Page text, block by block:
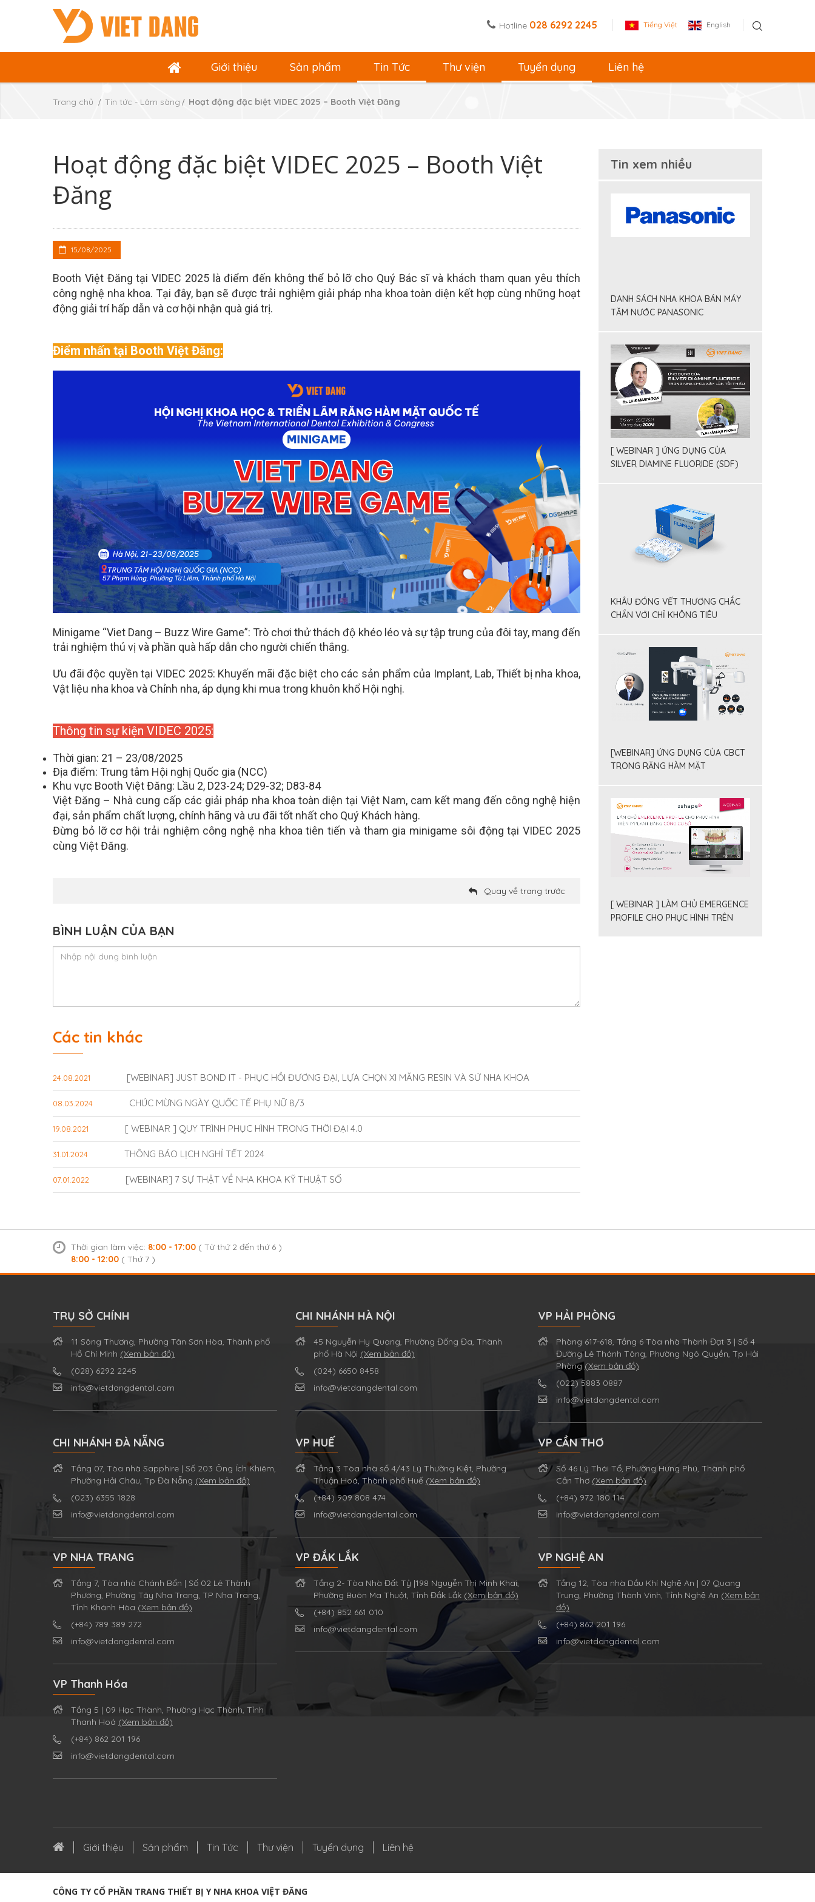
Hotline 028 6292 2245 Tiếng Việt English
Giới thiệu Sản phẩm Tin Tức Thư viện Tuyển dụng Liên hệ
Trang chủ Tin tức - Lâm sàng Hoạt động đặc biệt VIDEC 2025 – Booth Việt Đăng
Hoạt động đặc biệt VIDEC 2025 – Booth Việt
Đăng
15/08/2025
Booth Việt Đăng tại VIDEC 2025 là điểm đến không thể bỏ lỡ cho Quý Bác sĩ và khách tham quan yêu thích
công nghệ nha khoa. Tại đây, bạn sẽ được trải nghiệm giải pháp nha khoa toàn diện kết hợp cùng những hoạt
động giải trí hấp dẫn và cơ hội nhận quà giá trị.
Điểm nhấn tại Booth Việt Đăng:
Minigame “Viet Dang – Buzz Wire Game”: Trò chơi thử thách độ khéo léo và sự tập trung của đôi tay, mang đến
trải nghiệm thú vị và phần quà hấp dẫn cho người chiến thắng.
Ưu đãi độc quyền tại VIDEC 2025: Khuyến mãi đặc biệt cho các sản phẩm của Implant, Lab, Thiết bị nha khoa,
Vật liệu nha khoa và Chỉnh nha, áp dụng khi mua trong khuôn khổ Hội nghị.
Thông tin sự kiện VIDEC 2025:
Thời gian: 21 – 23/08/2025
Địa điểm: Trung tâm Hội nghị Quốc gia (NCC)
Khu vực Booth Việt Đăng: Lầu 2, D23-24; D29-32; D83-84
Việt Đăng – Nhà cung cấp các giải pháp nha khoa toàn diện tại Việt Nam, cam kết mang đến công nghệ hiện
đại, sản phẩm chất lượng, chính hãng và ưu đãi tốt nhất cho Quý Khách hàng.
Đừng bỏ lỡ cơ hội trải nghiệm công nghệ nha khoa tiên tiến và tham gia minigame sôi động tại VIDEC 2025
cùng Việt Đăng.
Quay về trang trước
BÌNH LUẬN CỦA BẠN
Các tin khác
24.08.2021 [WEBINAR] JUST BOND IT - PHỤC HỒI ĐƯƠNG ĐẠI, LỰA CHỌN XI MĂNG RESIN VÀ SỨ NHA KHOA
08.03.2024 CHÚC MỪNG NGÀY QUỐC TẾ PHỤ NỮ 8/3
19.08.2021 [ WEBINAR ] QUY TRÌNH PHỤC HÌNH TRONG THỜI ĐẠI 4.0
31.01.2024 THÔNG BÁO LỊCH NGHỈ TẾT 2024
07.01.2022 [WEBINAR] 7 SỰ THẬT VỀ NHA KHOA KỸ THUẬT SỐ
Tin xem nhiều
DANH SÁCH NHA KHOA BÁN MÁY
TĂM NƯỚC PANASONIC
[ WEBINAR ] ỨNG DỤNG CỦA
SILVER DIAMINE FLUORIDE (SDF)
KHÂU ĐÓNG VẾT THƯƠNG CHẮC
CHẮN VỚI CHỈ KHÔNG TIÊU
[WEBINAR] ỨNG DỤNG CỦA CBCT
TRONG RĂNG HÀM MẶT
[ WEBINAR ] LÀM CHỦ EMERGENCE
PROFILE CHO PHỤC HÌNH TRÊN
Thời gian làm việc: 8:00 - 17:00 ( Từ thứ 2 đến thứ 6 )
8:00 - 12:00 ( Thứ 7 )
TRỤ SỞ CHÍNH
11 Sông Thương, Phường Tân Sơn Hòa, Thành phố
Hồ Chí Minh (Xem bản đồ)
(028) 6292 2245
info@vietdangdental.com
CHI NHÁNH HÀ NỘI
45 Nguyễn Hy Quang, Phường Đống Đa, Thành
phố Hà Nội (Xem bản đồ)
(024) 6650 8458
info@vietdangdental.com
VP HẢI PHÒNG
Phòng 617-618, Tầng 6 Tòa nhà Thành Đạt 3 | Số 4
Đường Lê Thánh Tông, Phường Ngô Quyền, Tp Hải
Phòng (Xem bản đồ)
(022) 5883 0887
info@vietdangdental.com
CHI NHÁNH ĐÀ NẴNG
Tầng 07, Tòa nhà Sapphire | Số 203 Ông Ích Khiêm,
Phường Hải Châu, Tp Đà Nẵng (Xem bản đồ)
(023) 6355 1828
info@vietdangdental.com
VP HUẾ
Tầng 3 Tòa nhà số 4/43 Lý Thường Kiệt, Phường
Thuận Hoá, Thành phố Huế (Xem bản đồ)
(+84) 909 808 474
info@vietdangdental.com
VP CẦN THƠ
Số 46 Lý Thái Tổ, Phường Hưng Phú, Thành phố
Cần Thơ (Xem bản đồ)
(+84) 972 180 114
info@vietdangdental.com
VP NHA TRANG
Tầng 7, Tòa nhà Chánh Bổn | Số 02 Lê Thành
Phương, Phường Tây Nha Trang, TP Nha Trang,
Tỉnh Khánh Hòa (Xem bản đồ)
(+84) 789 389 272
info@vietdangdental.com
VP ĐẮK LẮK
Tầng 2- Tòa Nhà Đất Tỷ |198 Nguyễn Thị Minh Khai,
Phường Buôn Ma Thuột, Tỉnh Đắk Lắk (Xem bản đồ)
(+84) 852 661 010
info@vietdangdental.com
VP NGHỆ AN
Tầng 12, Tòa nhà Dầu Khí Nghệ An | 07 Quang
Trung, Phường Thành Vinh, Tỉnh Nghệ An (Xem bản
đồ)
(+84) 862 201 196
info@vietdangdental.com
VP Thanh Hóa
Tầng 5 | 09 Hạc Thành, Phường Hạc Thành, Tỉnh
Thanh Hoá (Xem bản đồ)
(+84) 862 201 196
info@vietdangdental.com
Giới thiệu Sản phẩm Tin Tức Thư viện Tuyển dụng Liên hệ
CÔNG TY CỔ PHẦN TRANG THIẾT BỊ Y NHA KHOA VIỆT ĐĂNG